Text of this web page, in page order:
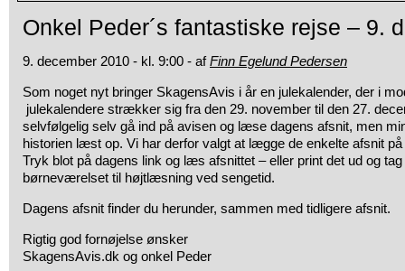
Onkel Peder´s fantastiske rejse – 9.
9. december 2010 - kl. 9:00 - afFinn Egelund Pedersen
Som noget nyt bringer SkagensAvis i år en julekalender, der i
julekalendere strækker sig fra den 29. november til den 27.
selvfølgelig selv gå ind på avisen og læse dagens afsnit, men
historien læst op. Vi har derfor valgt at lægge de enkelte afsnit
Tryk blot på dagens link og læs afsnittet – eller print det ud og
børneværelset til højtlæsning ved sengetid.
Dagens afsnit finder du herunder, sammen med tidligere afsnit.
Rigtig god fornøjelse ønsker
SkagensAvis.dk og onkel Peder